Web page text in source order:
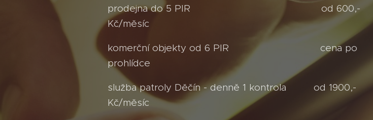
prodejna do 5 PIR od 600,-
Kč/měsíc
komerční objekty od 6 PIR cena po
prohlídce
služba patroly Děčín - denně 1 kontrola od 1900,-
Kč/měsíc